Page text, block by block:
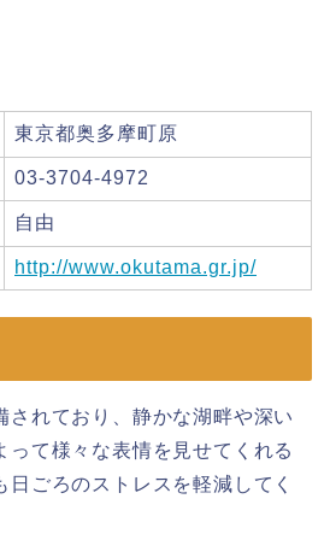
東京都奥多摩町原
03-3704-4972
自由
http://www.okutama.gr.jp/
されており、静かな湖畔や深い
って様々な表情を見せてくれる
ごろのストレスを軽減してく